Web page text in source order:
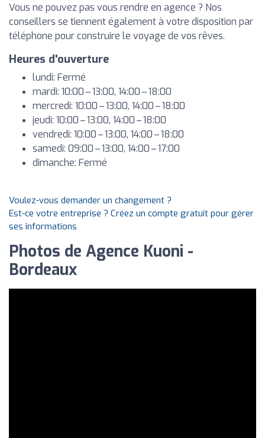
Vous ne pouvez pas vous rendre en agence ? Nos
conseillers se tiennent également à votre disposition par
téléphone pour construire le voyage de vos rêves.
Heures d'ouverture
lundi: Fermé
mardi: 10:00 – 13:00, 14:00 – 18:00
mercredi: 10:00 – 13:00, 14:00 – 18:00
jeudi: 10:00 – 13:00, 14:00 – 18:00
vendredi: 10:00 – 13:00, 14:00 – 18:00
samedi: 09:00 – 13:00, 14:00 – 17:00
dimanche: Fermé
Voulez-vous demander un changement ?
Est-ce votre entreprise ? Créez un compte gratuit pour gérer
ses informations
Photos de Agence Kuoni -
Bordeaux